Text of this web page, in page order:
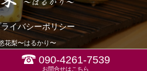
イバシーポリシー
花梨〜はるかり〜
090-4261-7539
お問合せはこちら